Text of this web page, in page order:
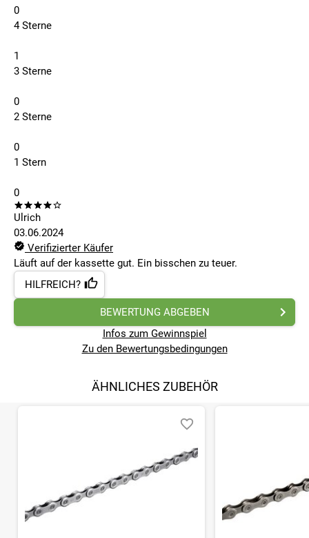
0
4 Sterne
1
3 Sterne
0
2 Sterne
0
1 Stern
0
Ulrich
03.06.2024
Verifizierter Käufer
Läuft auf der kassette gut. Ein bisschen zu teuer.
HILFREICH?
BEWERTUNG ABGEBEN
Infos zum Gewinnspiel
Zu den Bewertungsbedingungen
ÄHNLICHES ZUBEHÖR